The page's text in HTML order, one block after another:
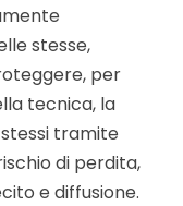
stesse,
per
tecnica, la
tramite
di perdita,
e diffusione.